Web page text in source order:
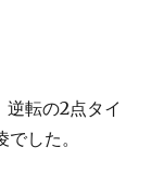
逆転の2点タイ
した。